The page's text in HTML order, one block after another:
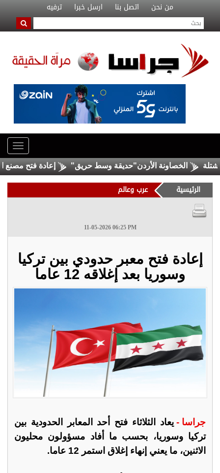
من نحن اتصل بنا ارسل خبرا ترفيه
الخصاونة الأردن"حديقة وسط حريق" إعادة فتح مصنع
الرئيسية عرب وعالم
11-05-2026 06:25 PM
إعادة فتح معبر حدودي بين تركيا
وسوريا بعد إغلاقه 12 عاما
جراسا - يعاد الثلاثاء فتح أحد المعابر الحدودية بين
تركيا وسوريا، بحسب ما أفاد مسؤولون محليون
الاثنين، ما يعني إنهاء إغلاق استمر 12 عاما.